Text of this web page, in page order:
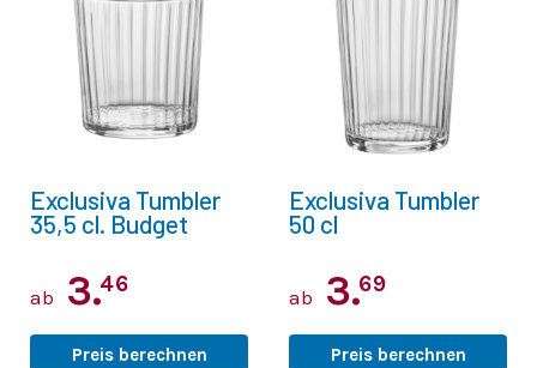
Exclusiva Tumbler
35,5 cl. Budget
ab 3.46
Preis berechnen
Exclusiva Tumbler
50 cl
ab 3.69
Preis berechnen